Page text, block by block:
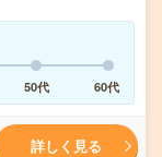
50代 60代
詳しく見る